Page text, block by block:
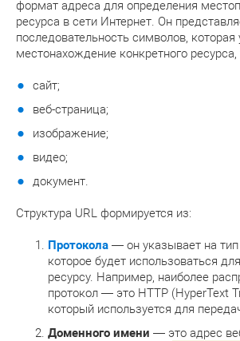
формат адреса для определения
ресурса в сети Интернет. Он
последовательность символов, которая
местонахождение конкретного ресурса,
сайт;
веб-страница;
изображение;
видео;
документ.
Структура URL формируется из:
Протокола — он указывает на тип
которое будет использоваться
ресурсу. Например, наиболее
протокол — это HTTP (HyperText
который используется для
Доменного имени — это адрес